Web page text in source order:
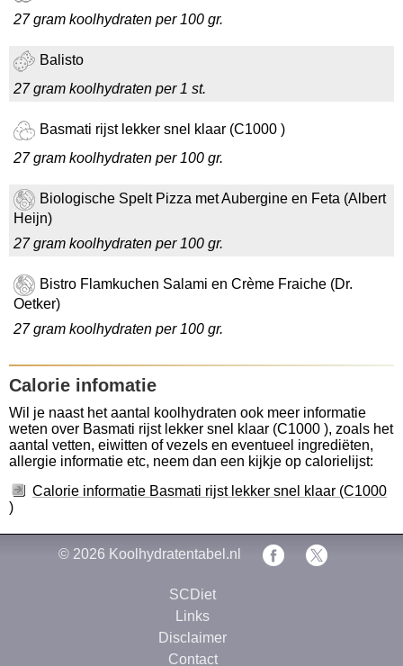
27 gram koolhydraten per 100 gr.
Balisto
27 gram koolhydraten per 1 st.
Basmati rijst lekker snel klaar (C1000 )
27 gram koolhydraten per 100 gr.
Biologische Spelt Pizza met Aubergine en Feta (Albert
Heijn)
27 gram koolhydraten per 100 gr.
Bistro Flamkuchen Salami en Crème Fraiche (Dr.
Oetker)
27 gram koolhydraten per 100 gr.
Calorie infomatie
Wil je naast het aantal koolhydraten ook meer informatie
weten over Basmati rijst lekker snel klaar (C1000 ), zoals het
aantal vetten, eiwitten of vezels en eventueel ingrediëten,
allergie informatie etc, neem dan een kijkje op calorielijst:
Calorie informatie Basmati rijst lekker snel klaar (C1000
)
© 2026 Koolhydratentabel.nl
SCDiet
Links
Disclaimer
Contact